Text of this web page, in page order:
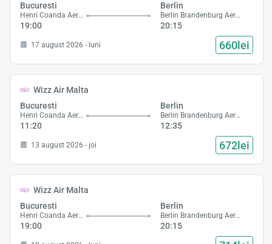
Bucuresti
Henri Coanda Aeroport
19:00
Berlin
Berlin Brandenburg Aeroport
20:15
17 august 2026 - luni 660lei
Wizz Air Malta
Bucuresti
Henri Coanda Aeroport
11:20
Berlin
Berlin Brandenburg Aeroport
12:35
13 august 2026 - joi 672lei
Wizz Air Malta
Bucuresti
Henri Coanda Aeroport
19:00
Berlin
Berlin Brandenburg Aeroport
20:15